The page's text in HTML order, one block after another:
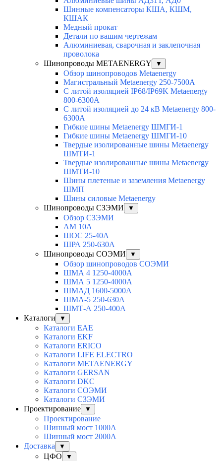
Шинные компенсаторы КША, КШМ,
КШАК
Медный прокат
Детали по вашим чертежам
Алюминиевая, cварочная и заклепочная
проволока
Шинопроводы METAENERGY
▼
Обзор шинопроводов Metaenergy
Магистральный Metaenergy 250-7500A
С литой изоляцией IP68/IP69K Metaenergy
800-6300A
С литой изоляцией до 24 кВ Metaenergy 800-
6300A
Гибкие шины Metaenergy ШМГИ-1
Гибкие шины Metaenergy ШМГИ-10
Твердые изолированные шины Metaenergy
ШМТИ-1
Твердые изолированные шины Metaenergy
ШМТИ-10
Шины плетеные и заземления Metaenergy
ШМП
Шины силовые Metaenergy
Шинопроводы СЗЭМИ
▼
Обзор СЗЭМИ
АМ 10А
ШОС 25-40А
ШРА 250-630А
Шинопроводы СОЭМИ
▼
Обзор шинопроводов СОЭМИ
ШМА 4 1250-4000А
ШМА 5 1250-4000А
ШМАД 1600-5000А
ШМА-5 250-630А
ШМТ-А 250-400А
Каталоги
▼
Каталоги EAE
Каталоги EKF
Каталоги ERICO
Каталоги LIFE ELECTRO
Каталоги METAENERGY
Каталоги GERSAN
Каталоги DKC
Каталоги СОЭМИ
Каталоги СЗЭМИ
Проектирование
▼
Проектирование
Шинный мост 1000А
Шинный мост 2000А
Доставка
▼
ЦФО ▼